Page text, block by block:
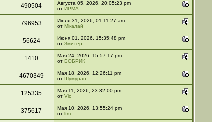
490504
Августа 05, 2026, 20:05:23 pm
от ИРМА
796953
Июля 31, 2026, 01:11:27 am
от Мікалай
56624
Июня 01, 2026, 15:35:48 pm
от Змитер
1410
Мая 24, 2026, 15:57:17 pm
от БОБРИК
4670349
Мая 18, 2026, 12:26:11 pm
от Шумуран
125335
Мая 11, 2026, 23:32:00 pm
от Vic
375617
Мая 10, 2026, 13:55:24 pm
от ltm